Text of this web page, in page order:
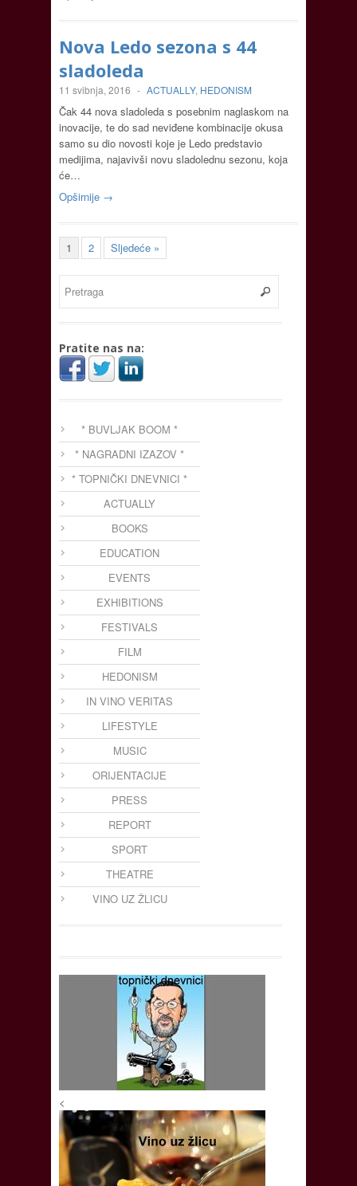
Nova Ledo sezona s 44
sladoleda
11 svibnja, 2016 - ACTUALLY, HEDONISM
Čak 44 nova sladoleda s posebnim naglaskom na
inovacije, te do sad neviđene kombinacije okusa
samo su dio novosti koje je Ledo predstavio
medijima, najavivši novu sladolednu sezonu, koja
će…
Opširnije →
1 2 Sljedeće »
Pratite nas na:
* BUVLJAK BOOM *
* NAGRADNI IZAZOV *
* TOPNIČKI DNEVNICI *
ACTUALLY
BOOKS
EDUCATION
EVENTS
EXHIBITIONS
FESTIVALS
FILM
HEDONISM
IN VINO VERITAS
LIFESTYLE
MUSIC
ORIJENTACIJE
PRESS
REPORT
SPORT
THEATRE
VINO UZ ŽLICU
<